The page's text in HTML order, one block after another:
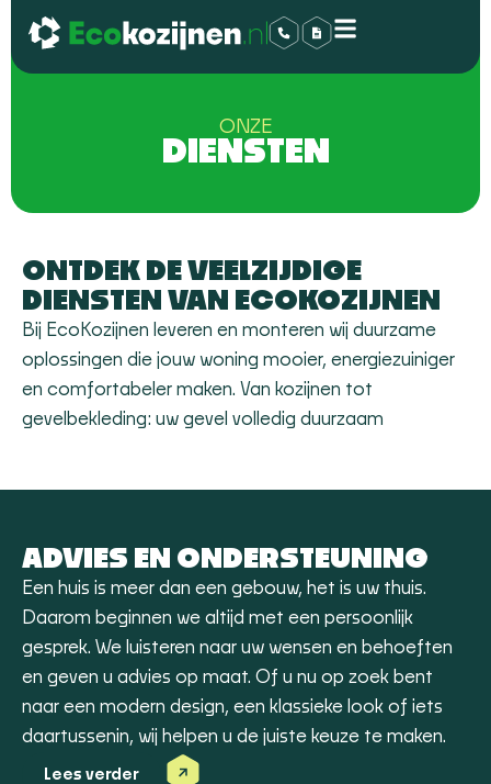
ONZE
DIENSTEN
ONTDEK DE VEELZIJDIGE
DIENSTEN VAN ECOKOZIJNEN
Bij EcoKozijnen leveren en monteren wij duurzame
oplossingen die jouw woning mooier, energiezuiniger
en comfortabeler maken. Van kozijnen tot
gevelbekleding: uw gevel volledig duurzaam
ADVIES EN ONDERSTEUNING
Een huis is meer dan een gebouw, het is uw thuis.
Daarom beginnen we altijd met een persoonlijk
gesprek. We luisteren naar uw wensen en behoeften
en geven u advies op maat. Of u nu op zoek bent
naar een modern design, een klassieke look of iets
daartussenin, wij helpen u de juiste keuze te maken.
Lees verder